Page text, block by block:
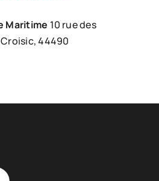
Maritime 10 rue des
44490